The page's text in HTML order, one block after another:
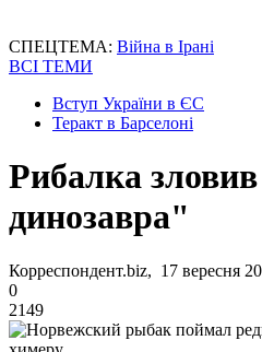
СПЕЦТЕМА: Війна в Ірані
ВСІ ТЕМИ
Вступ України в ЄС
Теракт в Барселоні
Рибалка
динозавра"
Корреспондент.biz, 17 вересня
0
2149